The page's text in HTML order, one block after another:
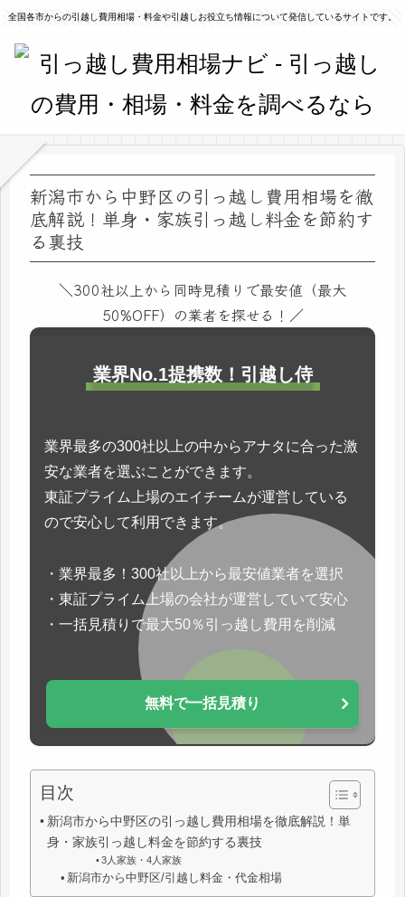
全国各市からの引越し費用相場・料金や引越しお役立ち情報について発信しているサイトです。
新潟市から中野区の引っ越し費用相場を徹
底解説！単身・家族引っ越し料金を節約す
る裏技
＼300社以上から同時見積りで最安値（最大
50%OFF）の業者を探せる！／
業界No.1提携数！引越し侍
業界最多の300社以上の中からアナタに合った激
安な業者を選ぶことができます。
東証プライム上場のエイチームが運営している
ので安心して利用できます。
・業界最多！300社以上から最安値業者を選択
・東証プライム上場の会社が運営していて安心
・一括見積りで最大50％引っ越し費用を削減
無料で一括見積り
目次
新潟市から中野区の引っ越し費用相場を徹底解説！単
身・家族引っ越し料金を節約する裏技
3人家族・4人家族
新潟市から中野区/引越し料金・代金相場